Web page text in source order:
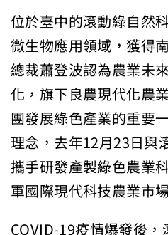
位於臺中的滾動綠自然
微生物應用領域，獲得
總裁蕭登波認為農業未
化，旗下良農現代化農
團發展綠色產業的重要
理念，去年12月23日與
攜手研發產製綠色農業
軍國際現代科技農業市